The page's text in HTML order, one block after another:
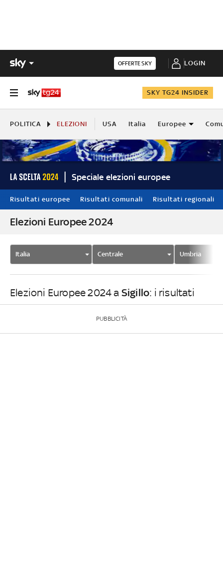
OFFERTE SKY LOGIN
SKY TG24 INSIDER
POLITICA ELEZIONI USA Italia Europee
Speciale elezioni europee
Risultati europee Risultati comunali Risultati regionali
Elezioni Europee 2024
Italia Centrale Umbria
Elezioni Europee 2024 a Sigillo: i risultati
PUBBLICITÀ